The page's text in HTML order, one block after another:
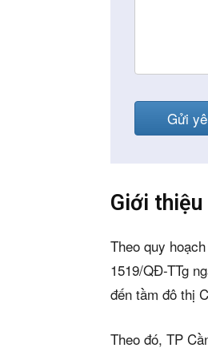
Gửi
Giới thiệu
Theo quy
1519/QĐ-TTg
đến tầm đô thị
Theo đó, TP